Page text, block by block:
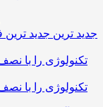
جدید ترین
تکنولوژی را با